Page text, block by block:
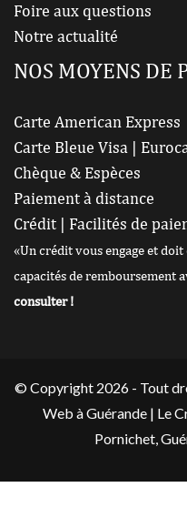
Foire aux questions
Notre actualité
NOS MOYENS DE
Carte American Express
Carte Bleue Visa |
Chèque & Espèces
Paiement à distance
Crédit | Facilités de
«Un crédit vous engage et
capacités de remboursement
consulter !
© Copyright 2026 - Tout
Web à Guérande | Le
Pornichet,